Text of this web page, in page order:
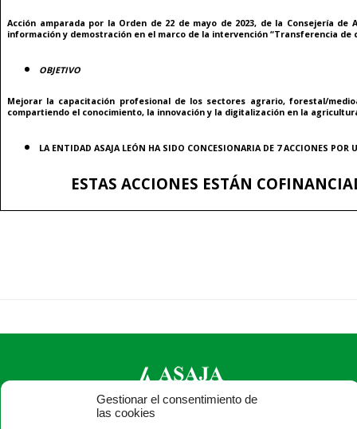
Gestionar el consentimiento de
las cookies
Acción amparada por la Orden de 22 de mayo de 2023, de la Consejería
información y demostración en el marco de la intervención “Transferencia de
OBJETIVO
Mejorar la capacitación profesional de los sectores agrario, forestal/
compartiendo el conocimiento, la innovación y la digitalización en la
LA ENTIDAD ASAJA LEÓN HA SIDO CONCESIONARIA DE 7 ACCIONES POR
ESTAS ACCIONES ESTÁN